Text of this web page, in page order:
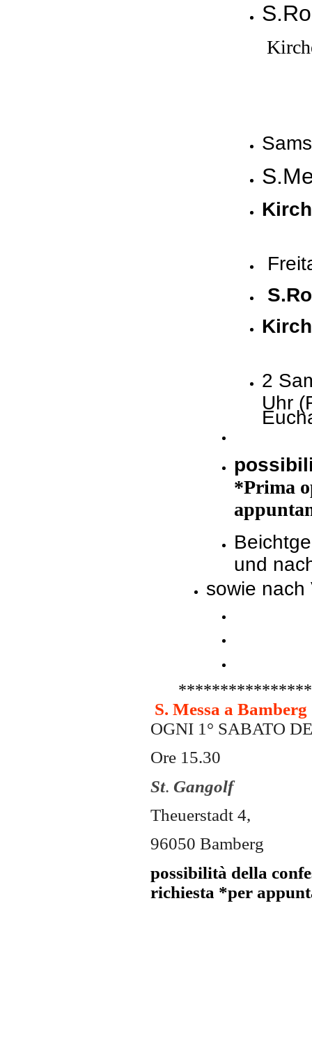
2
Uhr
*Prima
und
sowie nach
S. Messa a Bamberg
OGNI 1° SABATO
Ore 15.30
St. Gangolf
Theuerstadt 4,
96050 Bamberg
possibilità della
richiesta *per